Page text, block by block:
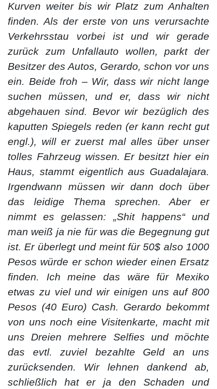
Kurven weiter bis wir Platz zum Anhalten
finden. Als der erste von uns verursachte
Verkehrsstau vorbei ist und wir gerade
zurück zum Unfallauto wollen, parkt der
Besitzer des Autos, Gerardo, schon vor uns
ein. Beide froh – Wir, dass wir nicht lange
suchen müssen, und er, dass wir nicht
abgehauen sind. Bevor wir bezüglich des
kaputten Spiegels reden (er kann recht gut
engl.), will er zuerst mal alles über unser
tolles Fahrzeug wissen. Er besitzt hier ein
Haus, stammt eigentlich aus Guadalajara.
Irgendwann müssen wir dann doch über
das leidige Thema sprechen. Aber er
nimmt es gelassen: „Shit happens“ und
man weiß ja nie für was die Begegnung gut
ist. Er überlegt und meint für 50$ also 1000
Pesos würde er schon wieder einen Ersatz
finden. Ich meine das wäre für Mexiko
etwas zu viel und wir einigen uns auf 800
Pesos (40 Euro) Cash. Gerardo bekommt
von uns noch eine Visitenkarte, macht mit
uns Dreien mehrere Selfies und möchte
das evtl. zuviel bezahlte Geld an uns
zurücksenden. Wir lehnen dankend ab,
schließlich hat er ja den Schaden und